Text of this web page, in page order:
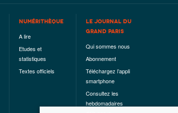
NUMÉRITHÈQUE
A lire
Etudes et
statistiques
Textes officiels
LE JOURNAL DU
GRAND PARIS
Qui sommes nous
Abonnement
Téléchargez l’appli
smartphone
Consultez les
hebdomadaires